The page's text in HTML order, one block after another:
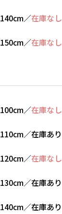
140cm／在庫なし
150cm／在庫なし
100cm／在庫なし
110cm／在庫あり
120cm／在庫なし
130cm／在庫あり
140cm／在庫あり